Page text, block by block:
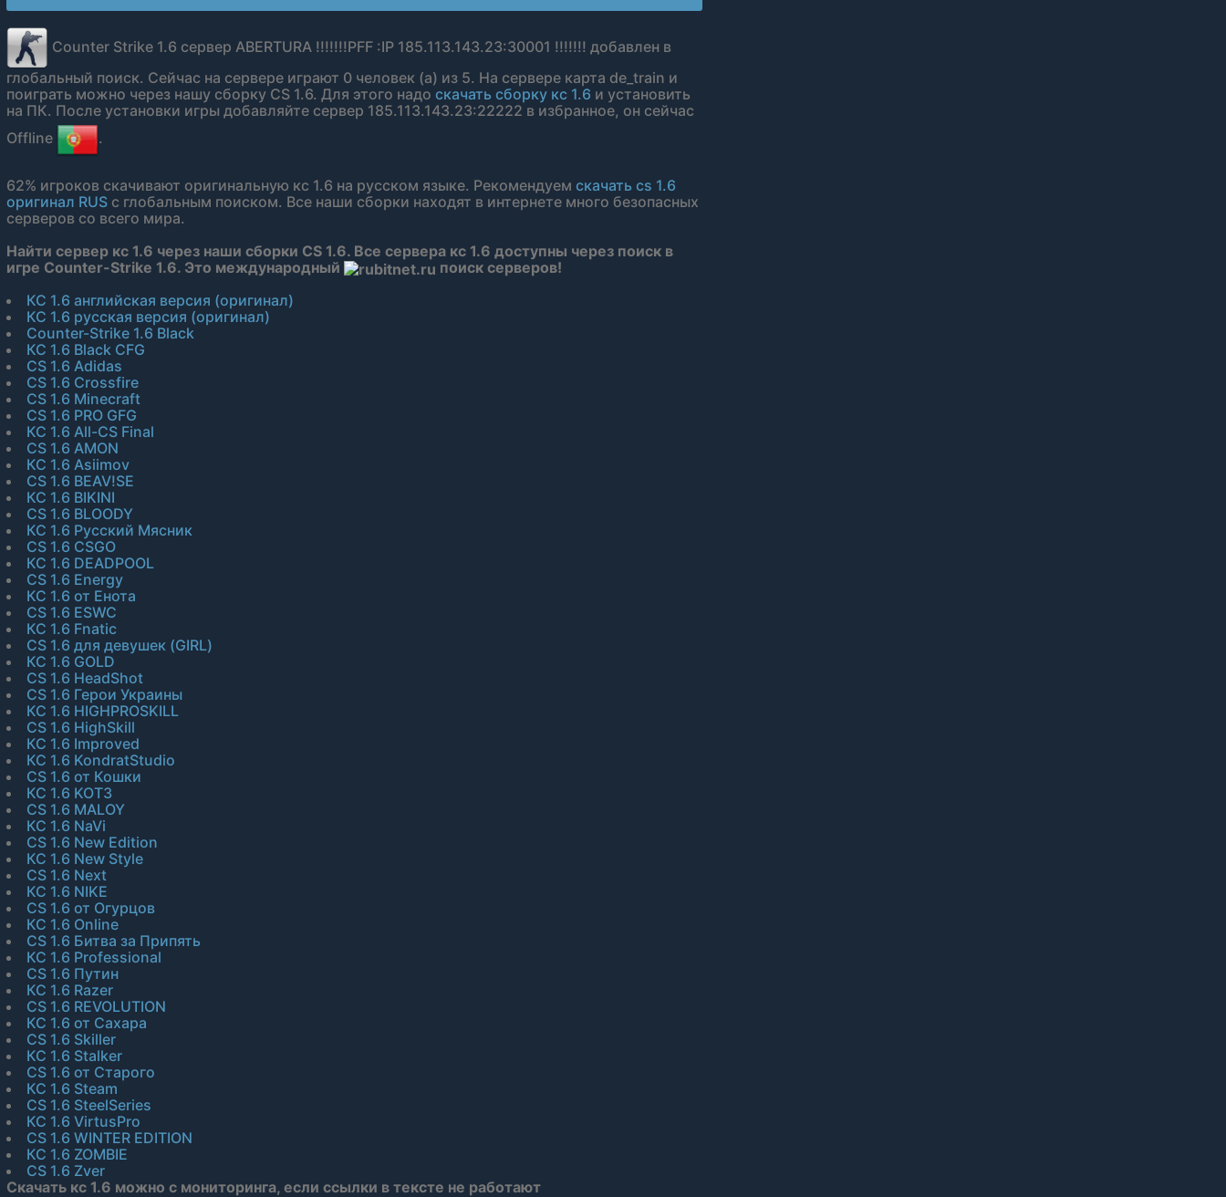
Counter Strike 1.6 сервер ABERTURA !!!!!!!PFF :IP 185.113.143.23:30001 !!!!!!! добавлен в
глобальный поиск. Сейчас на сервере играют 0 человек (а) из 5. На сервере карта de_train и
поиграть можно через нашу сборку CS 1.6. Для этого надо скачать сборку кс 1.6 и установить
на ПК. После установки игры добавляйте сервер 185.113.143.23:22222 в избранное, он сейчас
Offline
.
62% игроков скачивают оригинальную кс 1.6 на русском языке. Рекомендуем скачать cs 1.6
оригинал RUS с глобальным поиском. Все наши сборки находят в интернете много безопасных
серверов со всего мира.
Найти сервер кс 1.6 через наши сборки CS 1.6. Все сервера кс 1.6 доступны через поиск в
игре Counter-Strike 1.6. Это международный
поиск серверов!
КС 1.6 английская версия (оригинал)
КС 1.6 русская версия (оригинал)
Counter-Strike 1.6 Black
КС 1.6 Black CFG
CS 1.6 Adidas
CS 1.6 Crossfire
CS 1.6 Minecraft
CS 1.6 PRO GFG
КС 1.6 All-CS Final
CS 1.6 AMON
КС 1.6 Asiimov
CS 1.6 BEAV!SE
КС 1.6 BIKINI
CS 1.6 BLOODY
КС 1.6 Русский Мясник
CS 1.6 CSGO
КС 1.6 DEADPOOL
CS 1.6 Energy
КС 1.6 от Енота
CS 1.6 ESWC
КС 1.6 Fnatic
CS 1.6 для девушек (GIRL)
КС 1.6 GOLD
CS 1.6 HeadShot
CS 1.6 Герои Украины
КС 1.6 HIGHPROSKILL
CS 1.6 HighSkill
КС 1.6 Improved
КС 1.6 KondratStudio
CS 1.6 от Кошки
КС 1.6 KOT3
CS 1.6 MALOY
КС 1.6 NaVi
CS 1.6 New Edition
КС 1.6 New Style
CS 1.6 Next
КС 1.6 NIKE
CS 1.6 от Огурцов
КС 1.6 Online
CS 1.6 Битва за Припять
КС 1.6 Professional
CS 1.6 Путин
КС 1.6 Razer
CS 1.6 REVOLUTION
КС 1.6 от Сахара
CS 1.6 Skiller
КС 1.6 Stalker
CS 1.6 от Старого
КС 1.6 Steam
CS 1.6 SteelSeries
КС 1.6 VirtusPro
CS 1.6 WINTER EDITION
КС 1.6 ZOMBIE
CS 1.6 Zver
Скачать кс 1.6 можно с мониторинга, если ссылки в тексте не работают